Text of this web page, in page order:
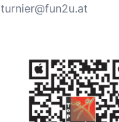
turnier@fun2u.at